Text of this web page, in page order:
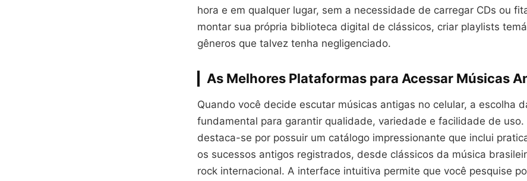
hora e em qualquer lugar, sem a necessidade de carregar CDs ou
montar sua própria biblioteca digital de clássicos, criar playlists
gêneros que talvez tenha negligenciado.
As Melhores Plataformas para Acessar Músicas
Quando você decide escutar músicas antigas no celular, a escolha
fundamental para garantir qualidade, variedade e facilidade de uso.
destaca-se por possuir um catálogo impressionante que inclui
os sucessos antigos registrados, desde clássicos da música
rock internacional. A interface intuitiva permite que você pesquise